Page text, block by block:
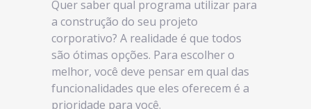
Quer saber qual programa utilizar para
a construção do seu projeto
corporativo? A realidade é que todos
são ótimas opções. Para escolher o
melhor, você deve pensar em qual das
funcionalidades que eles oferecem é a
prioridade para você.